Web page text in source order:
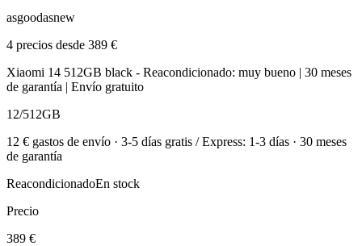
asgoodasnew
4 precios desde 389 €
Xiaomi 14 512GB black - Reacondicionado: muy bueno | 30 meses
de garantía | Envío gratuito
12/512GB
12 € gastos de envío · 3-5 días gratis / Express: 1-3 días · 30 meses
de garantía
ReacondicionadoEn stock
Precio
389 €